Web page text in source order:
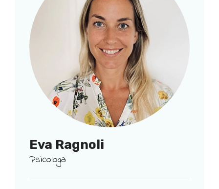
Eva Ragnoli
Psicologa